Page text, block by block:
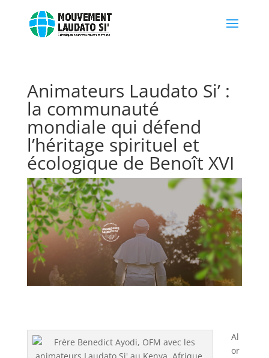
Animateurs Laudato Si’ :
la communauté
mondiale qui défend
l’héritage spirituel et
écologique de Benoît XVI
Al
or